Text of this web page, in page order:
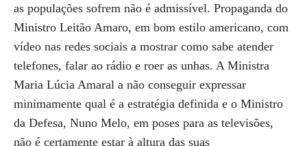
as populações sofrem não é admissível. Propaganda do
Ministro Leitão Amaro, em bom estilo americano, com
vídeo nas redes sociais a mostrar como sabe atender
telefones, falar ao rádio e roer as unhas. A Ministra
Maria Lúcia Amaral a não conseguir expressar
minimamente qual é a estratégia definida e o Ministro
da Defesa, Nuno Melo, em poses para as televisões,
não é certamente estar à altura das suas